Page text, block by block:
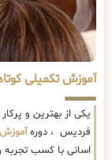
آموزش تکمیلی
یکی از بهترین و
فردیس ، دورهآموزش
اسانی با کسب تجربه